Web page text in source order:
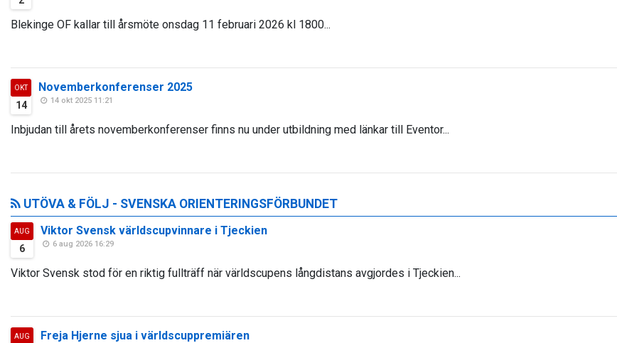
Blekinge OF kallar till årsmöte onsdag 11 februari 2026 kl 1800...
OKT
14
Novemberkonferenser 2025
14 okt 2025 11:21
Inbjudan till årets novemberkonferenser finns nu under utbildning med länkar till Eventor...
UTÖVA & FÖLJ - SVENSKA ORIENTERINGSFÖRBUNDET
AUG
6
Viktor Svensk världscupvinnare i Tjeckien
6 aug 2026 16:29
Viktor Svensk stod för en riktig fullträff när världscupens långdistans avgjordes i Tjeckien...
AUG Freja Hjerne sjua i världscuppremiären